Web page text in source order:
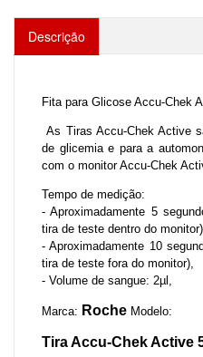
Descrição
Fita para Glicose Accu-Chek
As Tiras Accu-Chek Active
de glicemia e para a
com o monitor Accu-Chek
Tempo de medição:
- Aproximadamente 5
tira de teste dentro do
- Aproximadamente 10
tira de teste fora do monitor),
- Volume de sangue: 2µl,
Marca: Roche Modelo:
Tira Accu-Chek Active